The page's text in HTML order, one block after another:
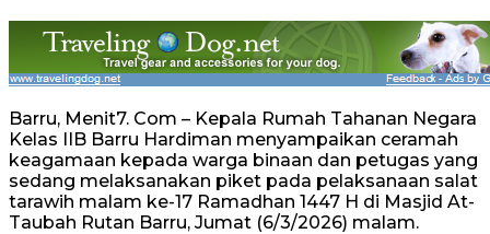
Barru, Menit7. Com – Kepala Rumah Tahanan Negara
Kelas IIB Barru Hardiman menyampaikan ceramah
keagamaan kepada warga binaan dan petugas yang
sedang melaksanakan piket pada pelaksanaan salat
tarawih malam ke-17 Ramadhan 1447 H di Masjid At-
Taubah Rutan Barru, Jumat (6/3/2026) malam.